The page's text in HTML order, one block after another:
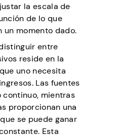
la escala de
de lo que
un momento dado.
entre
reside en la
uno necesita
Las fuentes
mientras
proporcionan una
se puede ganar
Esta